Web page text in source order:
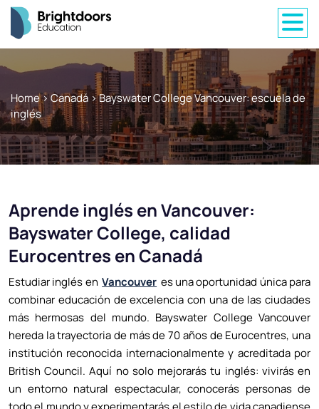
Home>Canadá >Bayswater College Vancouver: escuela de
inglés
Aprende inglés en Vancouver:
Bayswater College, calidad
Eurocentres en Canadá
Estudiar inglés en Vancouver es una oportunidad única para
combinar educación de excelencia con una de las ciudades
más hermosas del mundo. Bayswater College Vancouver
hereda la trayectoria de más de 70 años de Eurocentres, una
institución reconocida internacionalmente y acreditada por
British Council. Aquí no solo mejorarás tu inglés: vivirás en
un entorno natural espectacular, conocerás personas de